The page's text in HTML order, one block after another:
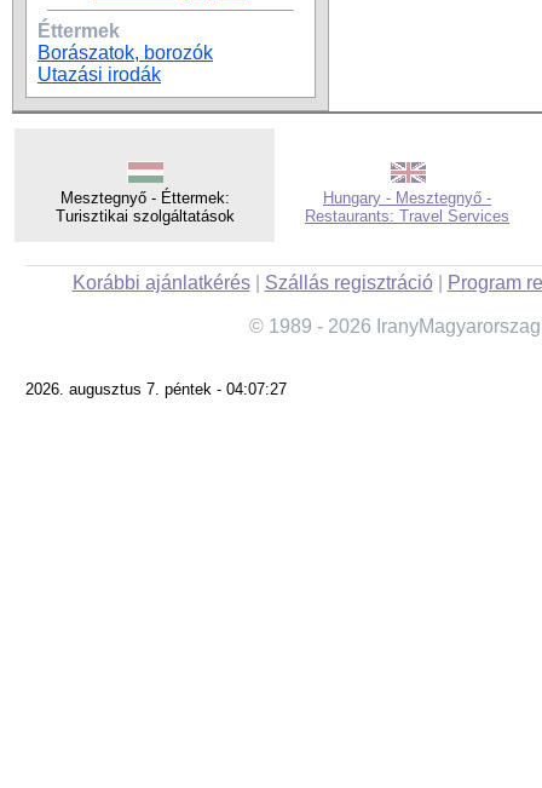
Éttermek
Borászatok, borozók
Utazási irodák
Mesztegnyő - Éttermek:
Turisztikai szolgáltatások
Hungary - Mesztegnyő -
Restaurants: Travel Services
Korábbi ajánlatkérés| Szállás regisztráció| Program
© 1989 - 2026
2026. augusztus 7. péntek - 04:07:27